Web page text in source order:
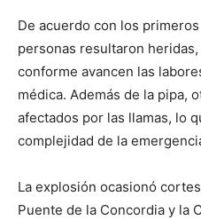
De acuerdo con los
personas resultaron
conforme avancen las
médica. Además de la pipa,
afectados por las llamas, lo
complejidad de la
La explosión ocasionó
Puente de la Concordia y la